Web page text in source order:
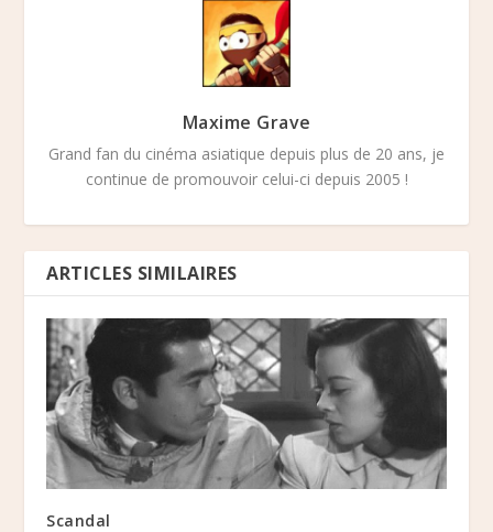
Maxime Grave
Grand fan du cinéma asiatique depuis plus de 20 ans, je
continue de promouvoir celui-ci depuis 2005 !
ARTICLES SIMILAIRES
Scandal